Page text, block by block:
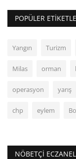
POPÜLER
Yangın Turizm
Milas orman
operasyon yarış
chp eylem
NÖBETÇI